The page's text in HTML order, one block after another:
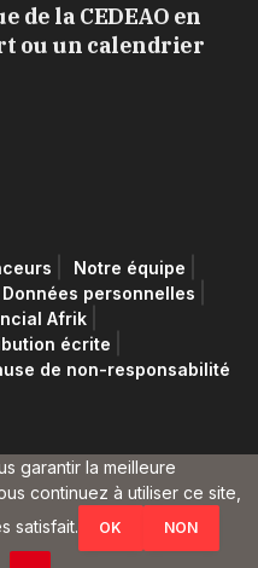
de la CEDEAO en
ou un calendrier
Notre équipe
personnelles
Afrik
écrite
de non-responsabilité
garantir la meilleure
continuez à utiliser ce site,
satisfait.
OK NON